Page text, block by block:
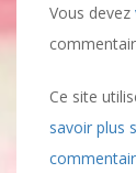
Vous devez
Ce site
savoir plus